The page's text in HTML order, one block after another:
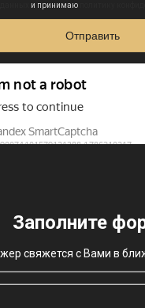
и принимаю
Заполните
свяжется с Вами в